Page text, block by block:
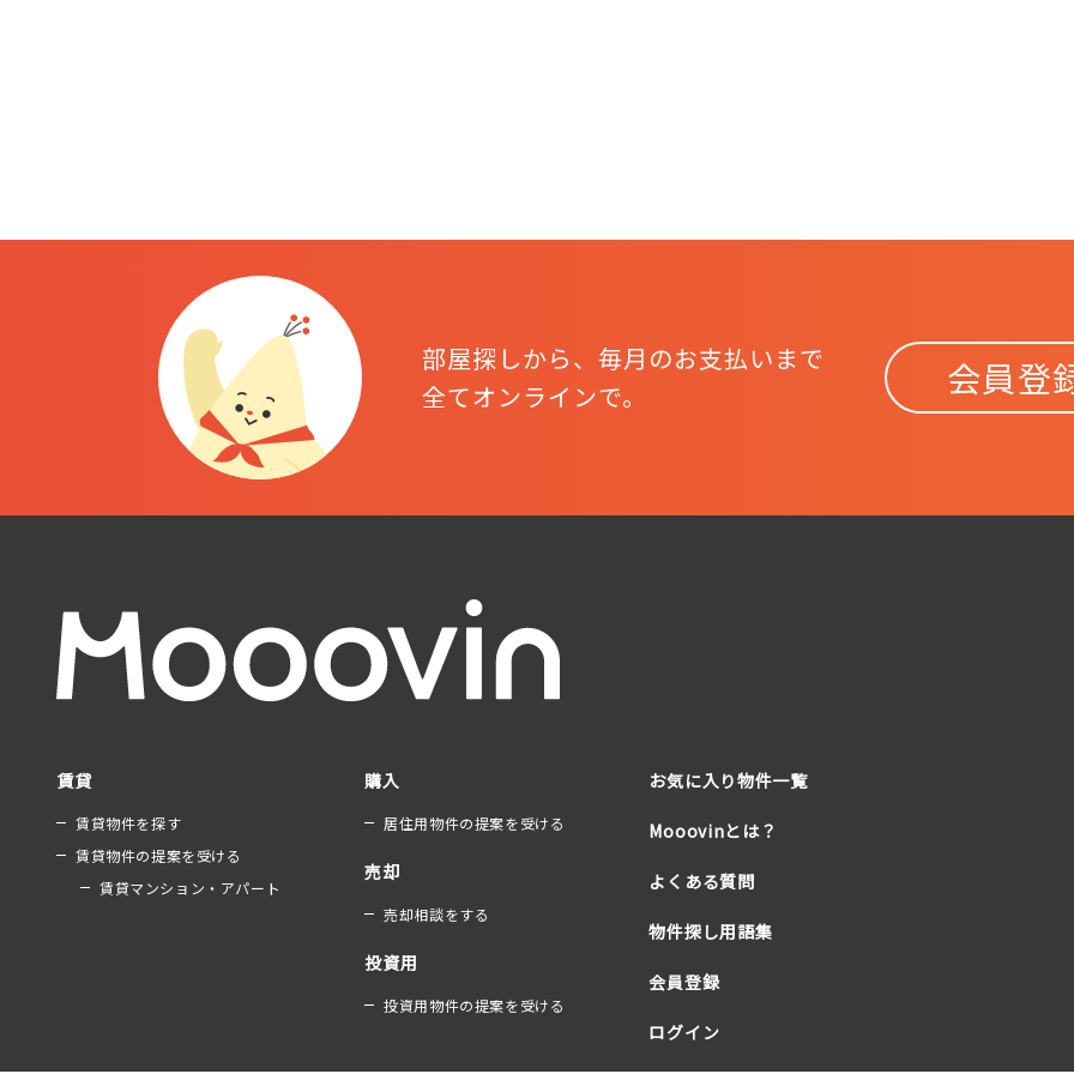
部屋探しから、毎月のお支払いまで
全てオンラインで。
会員登
賃貸
賃貸物件を探す
賃貸物件の提案を受ける
賃貸マンション・アパート
購入
居住用物件の提案を受ける
売却
売却相談をする
投資用
投資用物件の提案を受ける
お気に入り物件一覧
Mooovinとは？
よくある質問
物件探し用語集
会員登録
ログイン